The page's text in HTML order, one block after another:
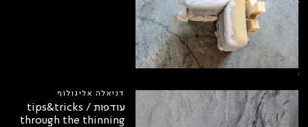
דניאלה אליגולוף
עודפות / tips&tricks
through the thinning